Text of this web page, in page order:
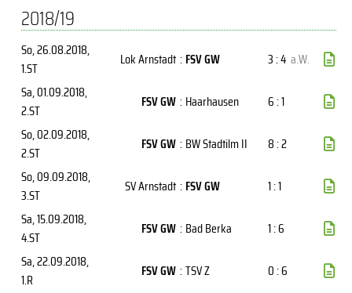
2018/19
So, 26.08.2018,
1.ST
Lok Arnstadt : FSV GW 3 : 4 a.W.
Sa, 01.09.2018,
2.ST
FSV GW : Haarhausen
6 : 1
So, 02.09.2018,
2.ST
FSV GW : BW Stadtilm II
8 : 2
So, 09.09.2018,
3.ST
SV Arnstadt : FSV GW
1 : 1
Sa, 15.09.2018,
4.ST
FSV GW : Bad Berka
1 : 6
Sa, 22.09.2018,
1.R
FSV GW :TSV Z
0 : 6